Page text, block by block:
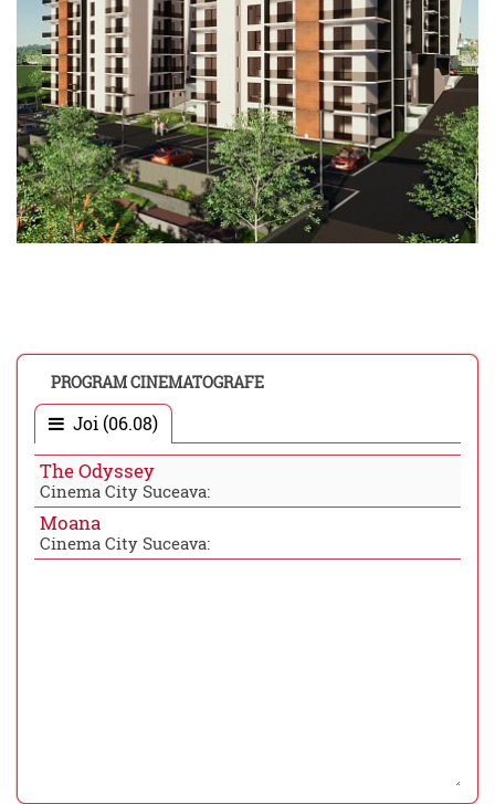
PROGRAM CINEMATOGRAFE
Joi (06.08)
The Odyssey
Cinema City Suceava:
Moana
Cinema City Suceava: